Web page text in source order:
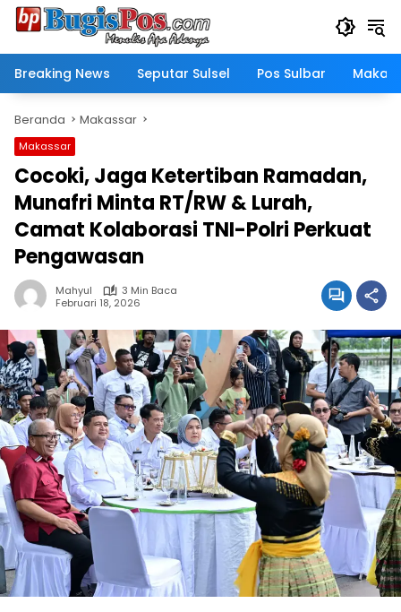
Langsung
Breaking News
Seputar Sulsel Pos Sulbar
Beranda Makassar
Makassar
Cocoki, Jaga Ketertiban Ramadan,
Munafri Minta RT/RW & Lurah,
Camat Kolaborasi TNI-Polri Perkuat
Pengawasan
Mahyul
3 Min Baca
Februari 18, 2026